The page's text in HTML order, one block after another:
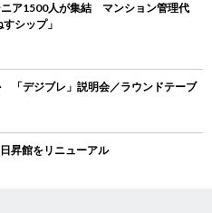
ニア1500人が集結 マンション管理代
シップ」
「デジブレ」説明会／ラウンドテーブ
昇館をリニューアル